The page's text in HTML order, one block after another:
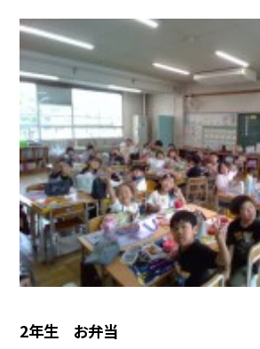
2年生 お弁当